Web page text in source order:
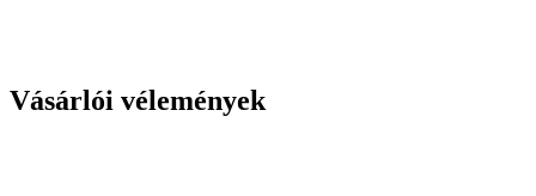
Vásárlói vélemények